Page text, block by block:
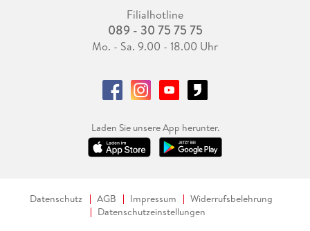
Filialhotline
089 - 30 75 75 75
Mo. - Sa. 9.00 - 18.00 Uhr
Laden Sie unsere App herunter.
Datenschutz AGB Impressum
Widerrufsbelehrung
Datenschutzeinstellungen